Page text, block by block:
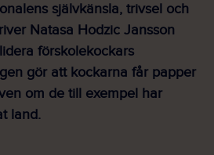
självkänsla, trivsel och
Natasa Hodzic Jansson
förskolekockars
gör att kockarna får papper
om de till exempel har
land.